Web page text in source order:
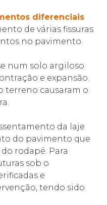
diferenciais
de várias fissuras
no pavimento.
num solo argiloso
e expansão.
terreno causaram o
da laje
do pavimento que
rodapé. Para
sob o
e
tendo sido